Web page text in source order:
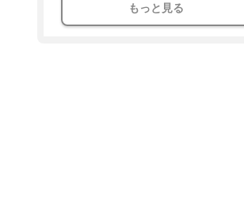
もっと見る